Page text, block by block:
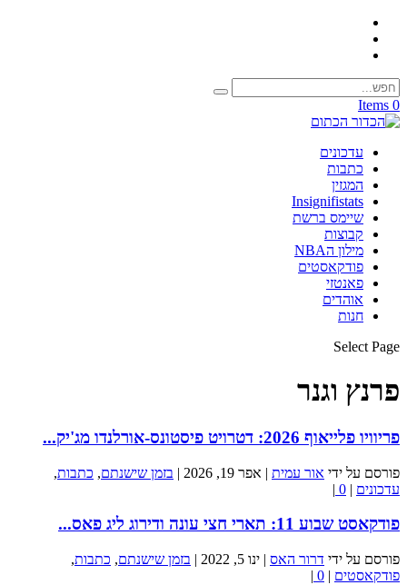
0 Items
עדכונים
כתבות
המגזין
Insignifistats
שיימס ברשת
קבוצות
מילון הNBA
פודקאסטים
פאנטזי
אוהדים
חנות
Select Page
פרנץ וגנר
פריוויו פלייאוף 2026: דטרויט פיסטונס-אורלנדו מג'יק...
פורסם על ידי אור עמית | אפר 19, 2026 | בזמן שישנתם, כתבות,
עדכונים |
0
|
פודקאסט שבוע 11: תארי חצי עונה ודירוג ליג פאס...
פורסם על ידי דרור האס | ינו 5, 2022 | בזמן שישנתם, כתבות,
פודקאסטים |
0
|